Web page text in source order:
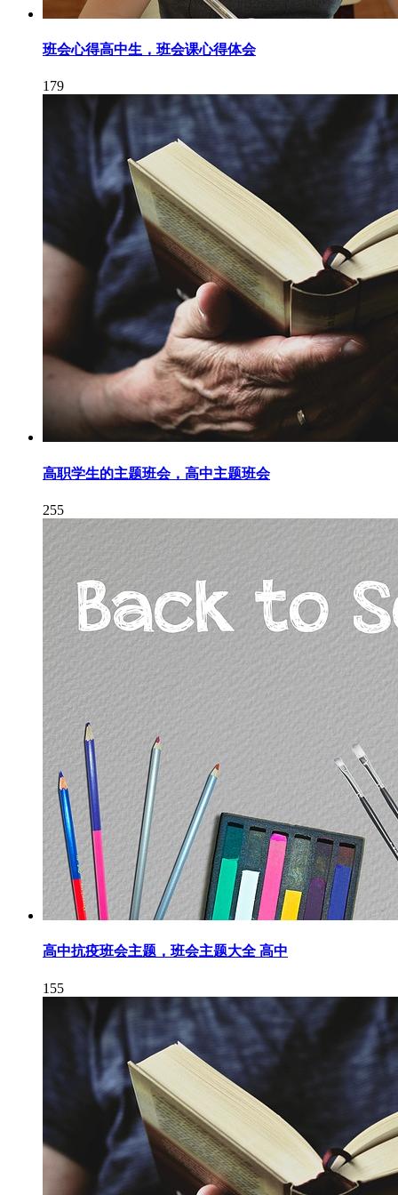
班会心得高中生，班会课心得体会
179
高职学生的主题班会，高中主题班会
255
高中抗疫班会主题，班会主题大全 高中
155